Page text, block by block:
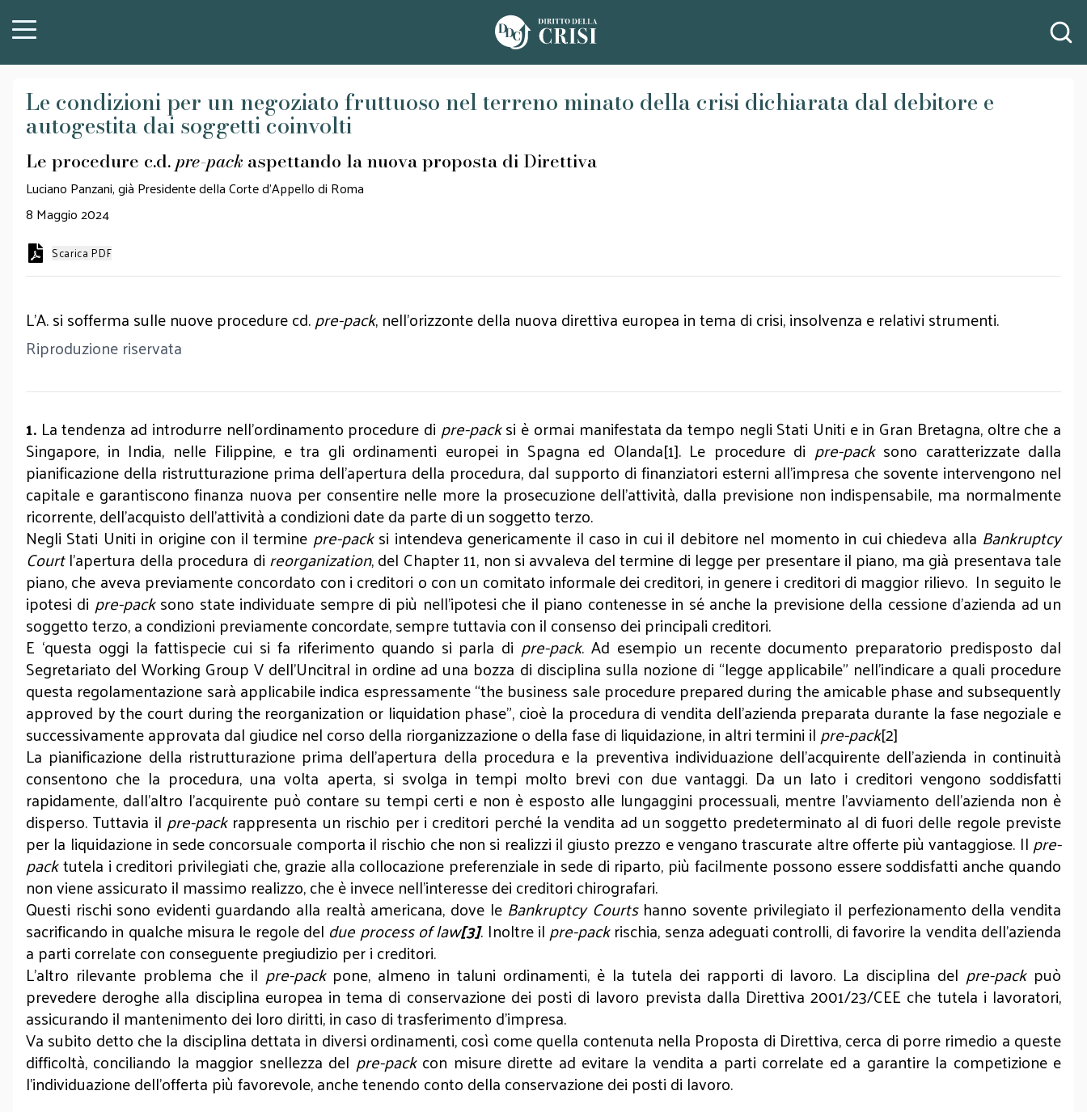
Le condizioni per un negoziato fruttuoso nel terreno minato della crisi dichiarata dal debitore e
autogestita dai soggetti coinvolti
Le procedure c.d.pre-pack aspettando la nuova proposta di Direttiva
Luciano Panzani, già Presidente della Corte d’Appello di Roma
8 Maggio 2024
Scarica PDF
L’A. si sofferma sulle nuove procedure cd.pre-pack, nell’orizzonte della nuova direttiva europea in tema di crisi, insolvenza e relativi strumenti.
Riproduzione riservata
1. La tendenza ad introdurre nell’ordinamento procedure di pre-packsi è ormai manifestata da tempo negli Stati Uniti e in Gran Bretagna, oltre che a
Singapore, in India, nelle Filippine, e tra gli ordinamenti europei in Spagna ed Olanda[1]. Le procedure di pre-packsono caratterizzate dalla
pianificazione della ristrutturazione prima dell’apertura della procedura, dal supporto di finanziatori esterni all’impresa che sovente intervengono nel
capitale e garantiscono finanza nuova per consentire nelle more la prosecuzione dell’attività, dalla previsione non indispensabile, ma normalmente
ricorrente, dell’acquisto dell’attività a condizioni date da parte di un soggetto terzo.
Negli Stati Uniti in origine con il termine pre-packsi intendeva genericamente il caso in cui il debitore nel momento in cui chiedeva alla Bankruptcy
Courtl’apertura della procedura direorganization, del Chapter 11, non si avvaleva del termine di legge per presentare il piano, ma già presentava tale
piano, che aveva previamente concordato con i creditori o con un comitato informale dei creditori, in genere i creditori di maggior rilievo. In seguito le
ipotesi di pre-packsono state individuate sempre di più nell’ipotesi che il piano contenesse in sé anche la previsione della cessione d’azienda ad un
soggetto terzo, a condizioni previamente concordate, sempre tuttavia con il consenso dei principali creditori.
E ‘questa oggi la fattispecie cui si fa riferimento quando si parla di pre-pack. Ad esempio un recente documento preparatorio predisposto dal
Segretariato del Working Group V dell’Uncitral in ordine ad una bozza di disciplina sulla nozione di “legge applicabile” nell’indicare a quali procedure
questa regolamentazione sarà applicabile indica espressamente “the business sale procedure prepared during the amicable phase and subsequently
approved by the court during the reorganization or liquidation phase”, cioè la procedura di vendita dell’azienda preparata durante la fase negoziale e
successivamente approvata dal giudice nel corso della riorganizzazione o della fase di liquidazione, in altri termini ilpre-pack[2]
La pianificazione della ristrutturazione prima dell’apertura della procedura e la preventiva individuazione dell’acquirente dell’azienda in continuità
consentono che la procedura, una volta aperta, si svolga in tempi molto brevi con due vantaggi. Da un lato i creditori vengono soddisfatti
rapidamente, dall’altro l’acquirente può contare su tempi certi e non è esposto alle lungaggini processuali, mentre l’avviamento dell’azienda non è
disperso. Tuttavia il pre-packrappresenta un rischio per i creditori perché la vendita ad un soggetto predeterminato al di fuori delle regole previste
per la liquidazione in sede concorsuale comporta il rischio che non si realizzi il giusto prezzo e vengano trascurate altre offerte più vantaggiose. Ilpre-
packtutela i creditori privilegiati che, grazie alla collocazione preferenziale in sede di riparto, più facilmente possono essere soddisfatti anche quando
non viene assicurato il massimo realizzo, che è invece nell’interesse dei creditori chirografari.
Questi rischi sono evidenti guardando alla realtà americana, dove le Bankruptcy Courtshanno sovente privilegiato il perfezionamento della vendita
sacrificando in qualche misura le regole del due process of law[3]. Inoltre ilpre-packrischia, senza adeguati controlli, di favorire la vendita dell’azienda
a parti correlate con conseguente pregiudizio per i creditori.
L’altro rilevante problema che il pre-packpone, almeno in taluni ordinamenti, è la tutela dei rapporti di lavoro. La disciplina del pre-packpuò
prevedere deroghe alla disciplina europea in tema di conservazione dei posti di lavoro prevista dalla Direttiva 2001/23/CEE che tutela i lavoratori,
assicurando il mantenimento dei loro diritti, in caso di trasferimento d’impresa.
Va subito detto che la disciplina dettata in diversi ordinamenti, così come quella contenuta nella Proposta di Direttiva, cerca di porre rimedio a queste
difficoltà, conciliando la maggior snellezza del pre-packcon misure dirette ad evitare la vendita a parti correlate ed a garantire la competizione e
l’individuazione dell’offerta più favorevole, anche tenendo conto della conservazione dei posti di lavoro.